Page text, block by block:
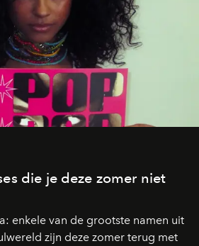
die je deze zomer niet
enkele van de grootste namen uit
zijn deze zomer terug met